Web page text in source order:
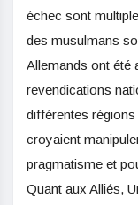
échec sont
des musulmans
Allemands ont été
revendications
différentes régions
croyaient
pragmatisme et
Quant aux Alliés,